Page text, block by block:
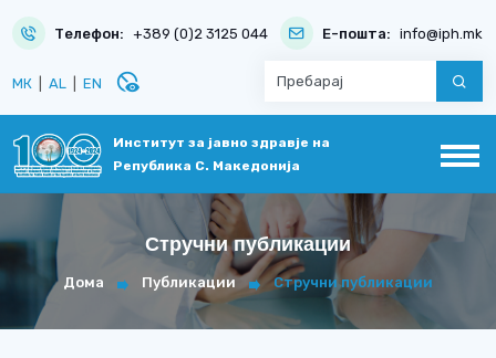
Телефон: +389 (0)2 3125 044 Е-пошта: info@iph.mk
МК AL EN disabled_visible
Институт за јавно здравје на
Република С. Македонија
Стручни публикации
Дома Публикации Стручни публикации